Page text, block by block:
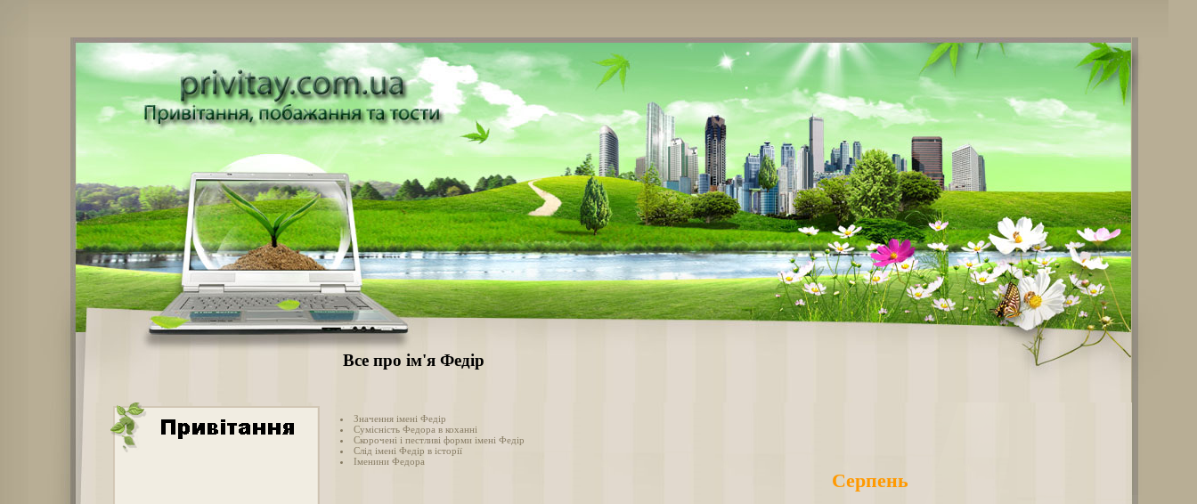
Все про ім'я Федір
Значення імені Федір
Сумісність Федора в коханні
Скорочені і пестливі форми імені Федір
Слід імені Федір в історії
Іменини Федора
Серпень